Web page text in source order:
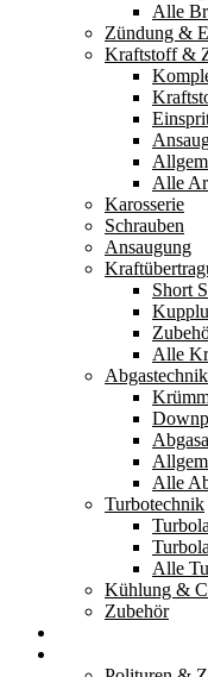
Alle
Zündung &
Kraftstoff &
Alle
Karosserie
Schrauben
Ansaugung
Short
Alle
Abgastechnik
Alle
Turbotechnik
Alle
Kühlung &
Zubehör